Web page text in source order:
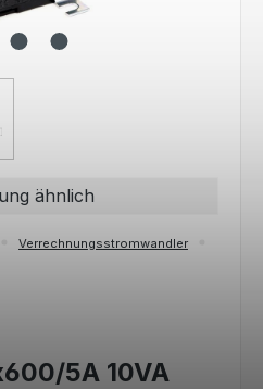
ähnlich
Verrechnungsstromwandler
5A 10VA